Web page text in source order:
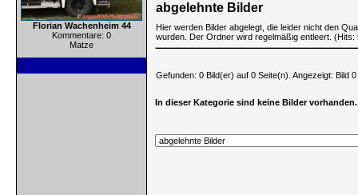
Florian Wachenheim 44
Kommentare: 0
Matze
abgelehnte Bilder
Hier werden Bilder abgelegt, die leider nicht den
wurden. Der Ordner wird regelmäßig entleert. (Hits:
Gefunden: 0 Bild(er) auf 0 Seite(n). Angezeigt: Bild
In dieser Kategorie sind keine Bilder vorhanden.